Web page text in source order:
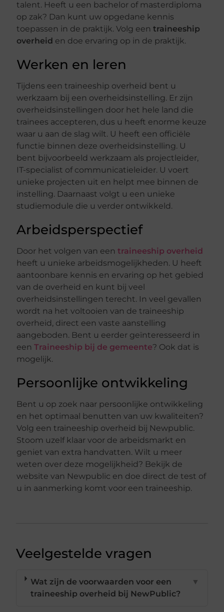
talent. Heeft u een bachelor of masterdiploma
op zak? Dan kunt uw opgedane kennis
toepassen in de praktijk. Volg eentraineeship
overheid en doe ervaring op in de praktijk.
Werken en leren
Tijdens een traineeship overheid bent u
werkzaam bij een overheidsinstelling. Er zijn
overheidsinstellingen door het hele land die
trainees accepteren, dus u heeft enorme keuze
waar u aan de slag wilt. U heeft een officiële
functie binnen deze overheidsinstelling. U
bent bijvoorbeeld werkzaam als projectleider,
IT-specialist of communicatieleider. U voert
unieke projecten uit en helpt mee binnen de
instelling. Daarnaast volgt u een unieke
studiemodule die u verder ontwikkeld.
Arbeidsperspectief
Door het volgen van eentraineeship overheid
heeft u unieke arbeidsmogelijkheden. U heeft
aantoonbare kennis en ervaring op het gebied
van de overheid en kunt bij veel
overheidsinstellingen terecht. In veel gevallen
wordt na het voltooien van de traineeship
overheid, direct een vaste aanstelling
aangeboden. Bent u eerder geïnteresseerd in
eenTraineeship bij de gemeente? Ook dat is
mogelijk.
Persoonlijke ontwikkeling
Bent u op zoek naar persoonlijke ontwikkeling
en het optimaal benutten van uw kwaliteiten?
Volg een traineeship overheid bij Newpublic.
Stoom uzelf klaar voor de arbeidsmarkt en
geniet van extra handvatten. Wilt u meer
weten over deze mogelijkheid? Bekijk de
website van Newpublic en doe direct de test of
u in aanmerking komt voor een traineeship.
Veelgestelde vragen
Wat zijn de voorwaarden voor een
traineeship overheid bij NewPublic?
▼